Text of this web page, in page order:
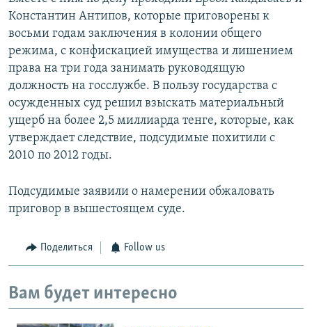
Константин Антипов, которые приговорены к
восьми годам заключения в колонии общего
режима, с конфискацией имущества и лишением
права на три года занимать руководящую
должность на госслужбе. В пользу государства с
осужденных суд решил взыскать материальный
ущерб на более 2,5 миллиарда тенге, которые, как
утверждает следствие, подсудимые похитили с
2010 по 2012 годы.
Подсудимые заявили о намерении обжаловать
приговор в вышестоящем суде.
Поделиться Follow us
Вам будет интересно